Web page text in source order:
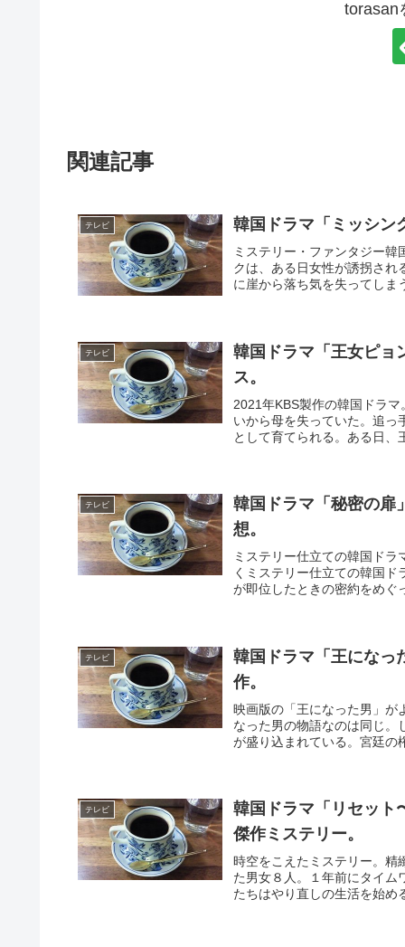
torasan
関連記事
テレビ 韓国ドラマ「ミッシン
ミステリー・ファンタジー
クは、ある日女性が誘拐され
に崖から落ち気を失ってしま
テレビ
韓国ドラマ「王女ピョ
ス。
2021年KBS製作の韓国ドラ
いから母を失っていた。追っ
として育てられる。ある日
テレビ
韓国ドラマ「秘密の扉
想。
ミステリー仕立ての韓国ド
くミステリー仕立ての韓国
が即位したときの密約をめぐ
テレビ
韓国ドラマ「王になっ
作。
映画版の「王になった男」が
なった男の物語なのは同じ。
が盛り込まれている。宮廷の
テレビ
韓国ドラマ「リセット
傑作ミステリー。
時空をこえたミステリー。精
た男女８人。１年前にタイム
たちはやり直しの生活を始め